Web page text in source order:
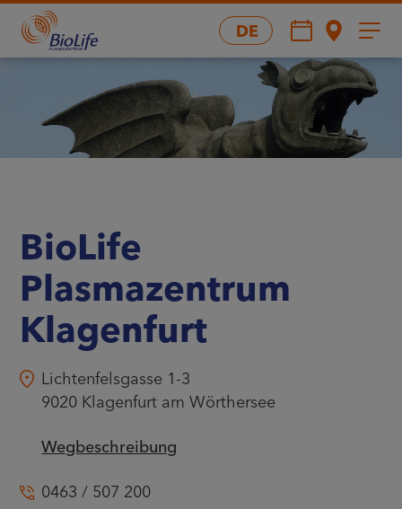
DE
BioLife
Plasmazentrum
Klagenfurt
Lichtenfelsgasse 1-3
9020 Klagenfurt am Wörthersee
Wegbeschreibung
0463 / 507 200